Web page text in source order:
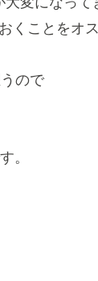
くことをオス
ので
。